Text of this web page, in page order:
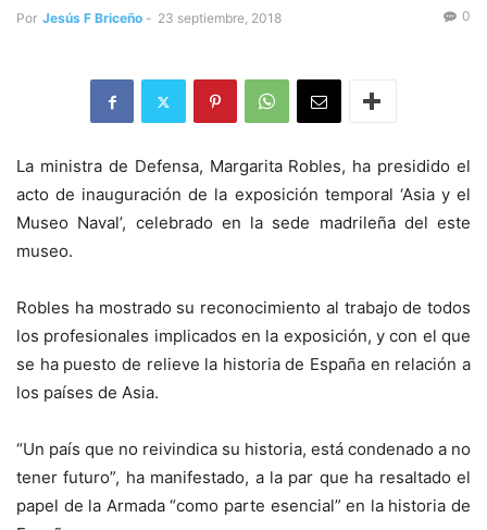
Por Jesús F Briceño - 23 septiembre, 2018 0
La ministra de Defensa, Margarita Robles, ha presidido el
acto de inauguración de la exposición temporal ‘Asia y el
Museo Naval’, celebrado en la sede madrileña del este
museo.
Robles ha mostrado su reconocimiento al trabajo de todos
los profesionales implicados en la exposición, y con el que
se ha puesto de relieve la historia de España en relación a
los países de Asia.
“Un país que no reivindica su historia, está condenado a no
tener futuro”, ha manifestado, a la par que ha resaltado el
papel de la Armada “como parte esencial” en la historia de